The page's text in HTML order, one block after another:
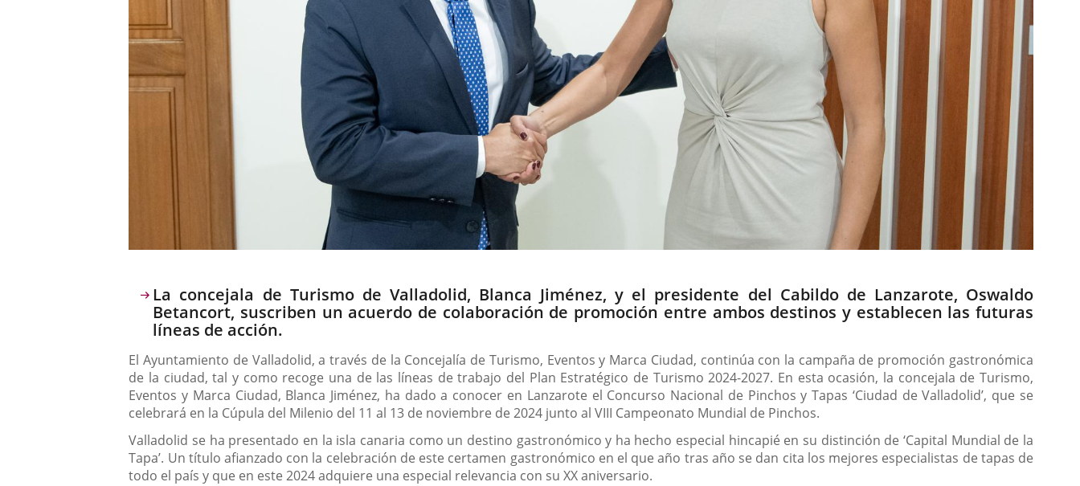
Descripción
La concejala de Turismo de Valladolid, Blanca Jiménez, y el presidente del Cabildo de Lanzarote, Oswaldo
Betancort, suscriben un acuerdo de colaboración de promoción entre ambos destinos y establecen las futuras
líneas de acción.
El Ayuntamiento de Valladolid, a través de la Concejalía de Turismo, Eventos y Marca Ciudad, continúa con la campaña de promoción gastronómica
de la ciudad, tal y como recoge una de las líneas de trabajo del Plan Estratégico de Turismo 2024-2027. En esta ocasión, la concejala de Turismo,
Eventos y Marca Ciudad, Blanca Jiménez, ha dado a conocer en Lanzarote el Concurso Nacional de Pinchos y Tapas ‘Ciudad de Valladolid’, que se
celebrará en la Cúpula del Milenio del 11 al 13 de noviembre de 2024 junto al VIII Campeonato Mundial de Pinchos.
Valladolid se ha presentado en la isla canaria como un destino gastronómico y ha hecho especial hincapié en su distinción de ‘Capital Mundial de la
Tapa’. Un título afianzado con la celebración de este certamen gastronómico en el que año tras año se dan cita los mejores especialistas de tapas de
todo el país y que en este 2024 adquiere una especial relevancia con su XX aniversario.